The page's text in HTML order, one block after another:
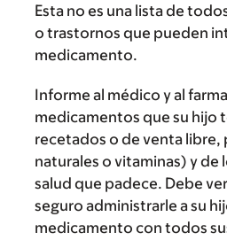
Esta no es una lista de
o trastornos que pueden
medicamento.
Informe al médico y al
medicamentos que su hijo
recetados o de venta
naturales o vitaminas) y de
salud que padece. Debe
seguro administrarle a su
medicamento con todos